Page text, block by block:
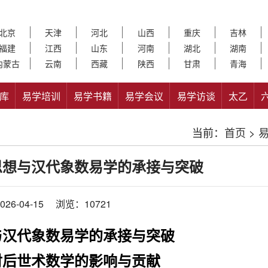
京 天津 河北 山西 重庆
吉林
建
江西 山东 河南 湖北
湖南
蒙古
云南 西藏 陕西 甘肃 青海
易学培训 易学书籍 易学会议 易学访谈 太乙
当前： 首页 >
与汉代象数易学的承接与突破
04-15 浏览：10721
代象数易学的承接与突破
世术数学的影响与贡献